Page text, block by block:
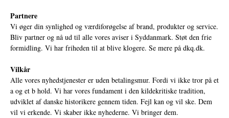
Partnere
Vi øger din synlighed og værdiforøgelse af brand, produkter og service.
Bliv partner og nå ud til alle vores aviser i Syddanmark. Støt den frie
formidling. Vi har friheden til at blive klogere. Se mere på dkq.dk.
Vilkår
Alle vores nyhedstjenester er uden betalingsmur. Fordi vi ikke tror på et
a og et b hold. Vi har vores fundament i den kildekritiske tradition,
udviklet af danske historikere gennem tiden. Fejl kan og vil ske. Dem
vil vi erkende. Vi skaber ikke nyhederne. Vi bringer dem.